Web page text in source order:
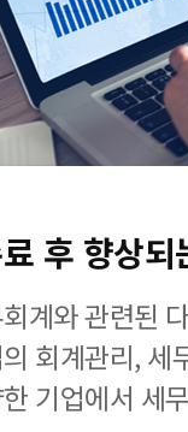
후 향상
계와 관련된
회계관리, 세
기업에서 세